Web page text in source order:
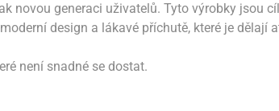
novou generaci uživatelů. Tyto výrobky jsou
design a lákavé příchutě, které je dělají
není snadné se dostat.